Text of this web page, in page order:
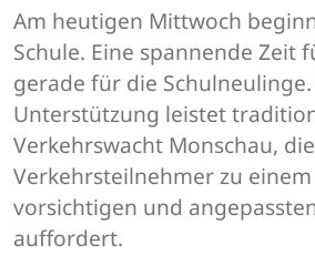
Am heutigen Mittwoch
Schule. Eine spannende Zeit
gerade für die
Unterstützung leistet
Verkehrswacht Monschau, die
Verkehrsteilnehmer zu
vorsichtigen und
auffordert.